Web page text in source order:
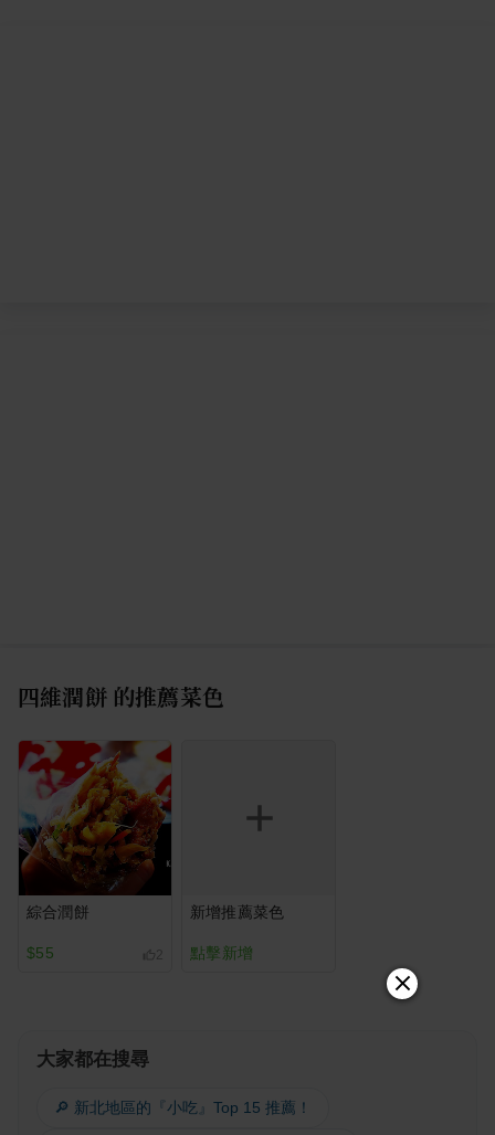
四維潤餅的推薦菜色
綜合潤餅
$55 2
新增推薦菜色
點擊新增
大家都在搜尋
🔎 新北地區的『小吃』Top 15 推薦！